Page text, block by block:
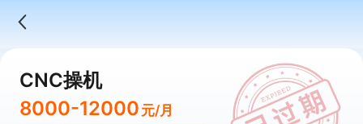
CNC操机
8000-12000 元/月